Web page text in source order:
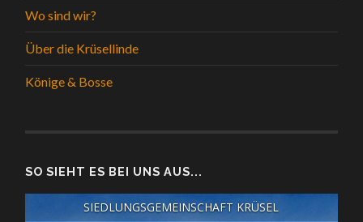
Wo sind wir?
Über die Krüsellinde
Könige & Bosse
SO SIEHT ES BEI UNS AUS...
SIEDLUNGSGEMEINSCHAFT KRÜSEL